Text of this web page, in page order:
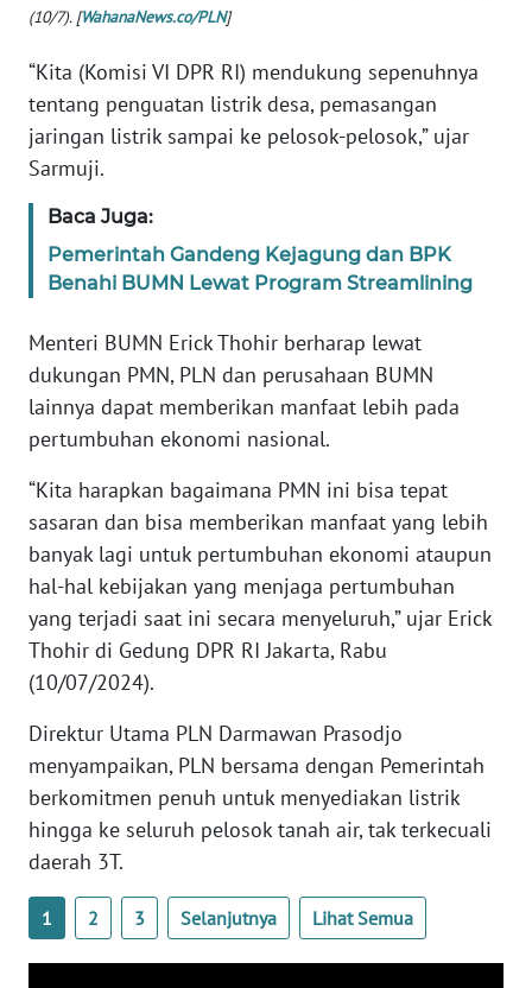
(10/7). [WahanaNews.co/PLN]
“Kita (Komisi VI DPR RI) mendukung sepenuhnya
tentang penguatan listrik desa, pemasangan
jaringan listrik sampai ke pelosok-pelosok,” ujar
Sarmuji.
Baca Juga:
Pemerintah Gandeng Kejagung dan BPK
Benahi BUMN Lewat Program Streamlining
Menteri BUMN Erick Thohir berharap lewat
dukungan PMN, PLN dan perusahaan BUMN
lainnya dapat memberikan manfaat lebih pada
pertumbuhan ekonomi nasional.
“Kita harapkan bagaimana PMN ini bisa tepat
sasaran dan bisa memberikan manfaat yang lebih
banyak lagi untuk pertumbuhan ekonomi ataupun
hal-hal kebijakan yang menjaga pertumbuhan
yang terjadi saat ini secara menyeluruh,” ujar Erick
Thohir di Gedung DPR RI Jakarta, Rabu
(10/07/2024).
Direktur Utama PLN Darmawan Prasodjo
menyampaikan, PLN bersama dengan Pemerintah
berkomitmen penuh untuk menyediakan listrik
hingga ke seluruh pelosok tanah air, tak terkecuali
daerah 3T.
1 2 3 Selanjutnya Lihat Semua
WN
WN
KEPRI
WN
WN
BARAT
WN
RIAU
WN
SERAMBI
WN
JAMBI
WN
SULTRA
WN
NTB
WN
SULTENG
WN
SULBAR